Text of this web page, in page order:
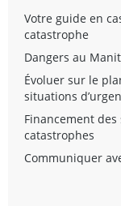
Votre guide en
catastrophe
Dangers au
Évoluer sur le
situations
Financement des
catastrophes
Communiquer